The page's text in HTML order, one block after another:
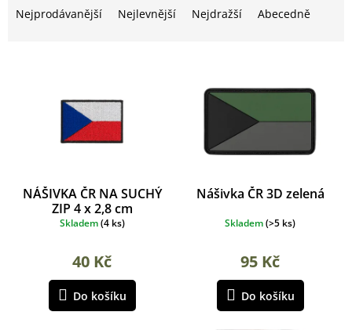
Nejprodávanější Nejlevnější Nejdražší Abecedně
NÁŠIVKA ČR NA SUCHÝ
ZIP 4 x 2,8 cm
Skladem(4 ks)
40 Kč
Do košíku
Nášivka ČR 3D zelená
Skladem(>5 ks)
95 Kč
Do košíku